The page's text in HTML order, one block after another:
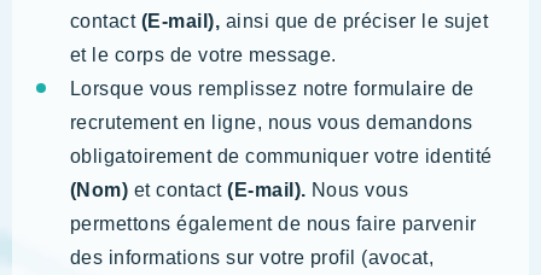
contact (E-mail), ainsi que de préciser le sujet
et le corps de votre message.
Lorsque vous remplissez notre formulaire de
recrutement en ligne, nous vous demandons
obligatoirement de communiquer votre identité
(Nom) et contact(E-mail). Nous vous
permettons également de nous faire parvenir
des informations sur votre profil (avocat,